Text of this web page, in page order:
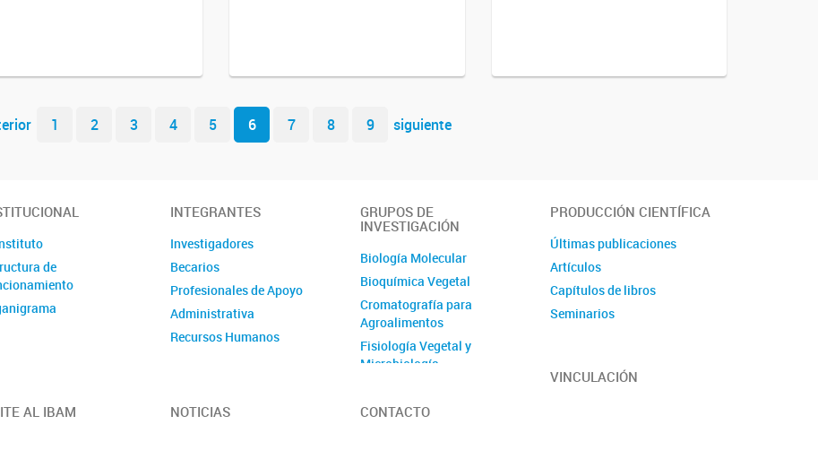
1 2 3 4 5 6 7 8 9 siguiente
de
INTEGRANTES
Investigadores
Becarios
Profesionales de Apoyo
Administrativa
Recursos Humanos
GRUPOS DE
INVESTIGACIÓN
Biología Molecular
Bioquímica Vegetal
Cromatografía para
Agroalimentos
Fisiología Vegetal y
Microbiología
Genómica Evolutiva de
PRODUCCIÓN CIENTÍFICA
Últimas publicaciones
Artículos
Capítulos de libros
Seminarios
VINCULACIÓN
AL IBAM
NOTICIAS CONTACTO